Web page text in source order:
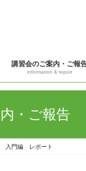
講習会のご案内・ご報
information & report
・ご報告
入門編 レポート